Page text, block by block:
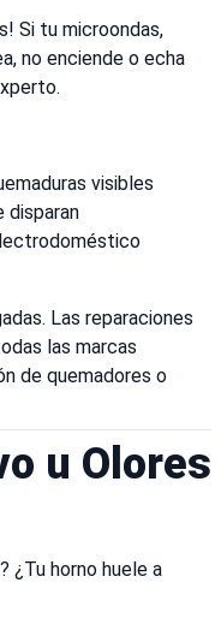
Si tu microondas,
no enciende o echa
visibles
disparan
Las reparaciones
las marcas
de quemadores o
u Olores
¿Tu horno huele a